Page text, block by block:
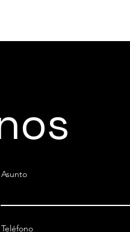
Asunto
Teléfono